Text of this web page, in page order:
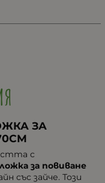
ЗА
с
за повиване
със зайче. Този